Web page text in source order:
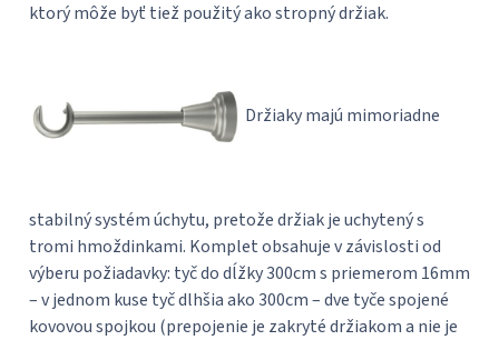
ktorý môže byť tiež použitý ako stropný držiak.
Držiaky majú mimoriadne
stabilný systém úchytu, pretože držiak je uchytený s
tromi hmoždinkami. Komplet obsahuje v závislosti od
výberu požiadavky: tyč do dĺžky 300cm s priemerom 16mm
– v jednom kuse tyč dlhšia ako 300cm – dve tyče spojené
kovovou spojkou (prepojenie je zakryté držiakom a nie je